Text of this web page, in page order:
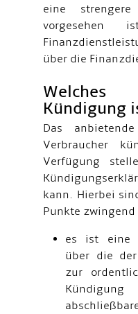
eine
vorgesehen
über die
Kündigung
Das
Verbraucher
Verfügung
kann. Hierbei
Punkte zwingend
es ist eine
über die
zur